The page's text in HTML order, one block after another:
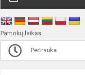
Pamokų laikas
Pertrauka